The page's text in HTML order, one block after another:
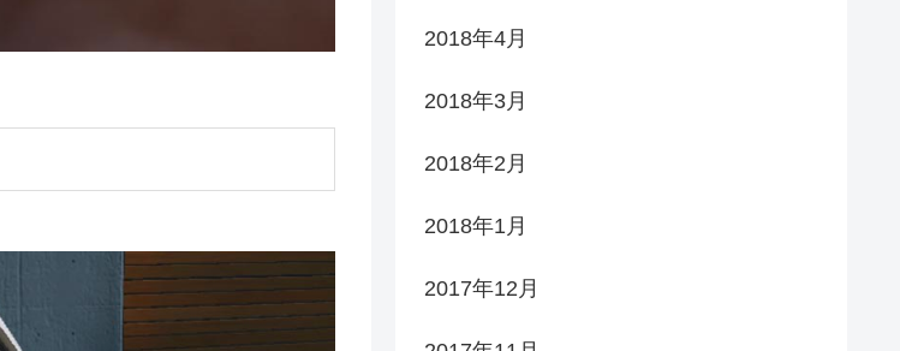
2018年4月
2018年3月
2018年2月
2018年1月
2017年12月